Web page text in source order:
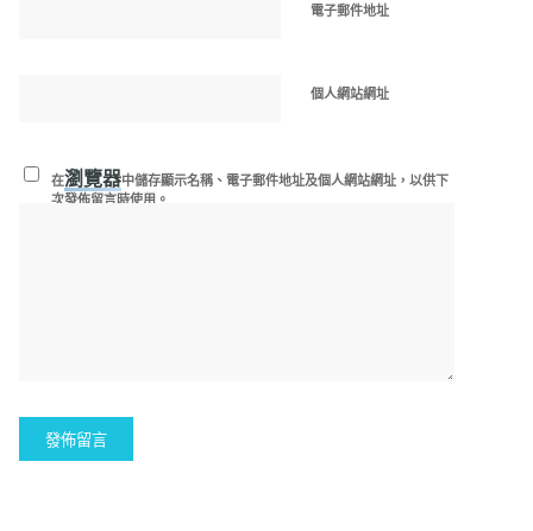
電子郵件地址
個人網站網址
在瀏覽器中儲存顯示名稱、電子郵件地址及個人網站網址，以供下
次發佈留言時使用。